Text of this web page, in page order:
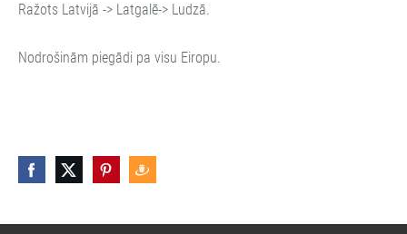
Ražots Latvijā -> Latgalē-> Ludzā.
Nodrošinām piegādi pa visu Eiropu.